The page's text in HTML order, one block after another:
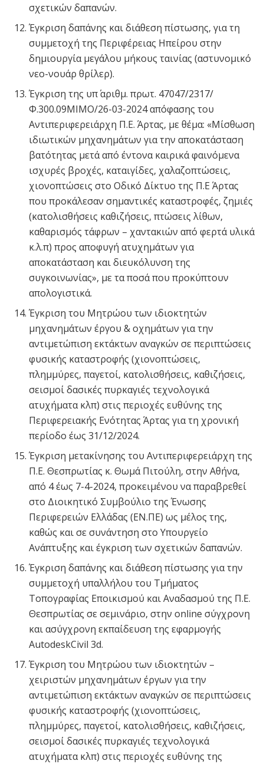
σχετικών δαπανών.
Έγκριση δαπάνης και διάθεση πίστωσης, για τη
συμμετοχή της Περιφέρειας Ηπείρου στην
δημιουργία μεγάλου μήκους ταινίας (αστυνομικό
νεο-νουάρ θρίλερ).
Έγκριση της υπ΄ αριθμ. πρωτ. 47047/2317/
Φ.300.09ΜΙΜΟ/26-03-2024 απόφασης του
Αντιπεριφερειάρχη Π.Ε. Άρτας, με θέμα: «Μίσθωση
ιδιωτικών μηχανημάτων για την αποκατάσταση
βατότητας μετά από έντονα καιρικά φαινόμενα
ισχυρές βροχές, καταιγίδες, χαλαζοπτώσεις,
χιονοπτώσεις στο Οδικό Δίκτυο της Π.Ε Άρτας
που προκάλεσαν σημαντικές καταστροφές, ζημιές
(κατολισθήσεις καθιζήσεις, πτώσεις λίθων,
καθαρισμός τάφρων – χαντακιών από φερτά υλικά
κ.λ.π) προς αποφυγή ατυχημάτων για
αποκατάσταση και διευκόλυνση της
συγκοινωνίας», με τα ποσά που προκύπτουν
απολογιστικά.
Έγκριση του Μητρώου των ιδιοκτητών
μηχανημάτων έργου & οχημάτων για την
αντιμετώπιση εκτάκτων αναγκών σε περιπτώσεις
φυσικής καταστροφής (χιονοπτώσεις,
πλημμύρες, παγετοί, κατολισθήσεις, καθιζήσεις,
σεισμοί δασικές πυρκαγιές τεχνολογικά
ατυχήματα κλπ) στις περιοχές ευθύνης της
Περιφερειακής Ενότητας Άρτας για τη χρονική
περίοδο έως 31/12/2024.
Έγκριση μετακίνησης του Αντιπεριφερειάρχη της
Π.Ε. Θεσπρωτίας κ. Θωμά Πιτούλη, στην Αθήνα,
από 4 έως 7-4-2024, προκειμένου να παραβρεθεί
στο Διοικητικό Συμβούλιο της Ένωσης
Περιφερειών Ελλάδας (ΕΝ.ΠΕ) ως μέλος της,
καθώς και σε συνάντηση στο Υπουργείο
Ανάπτυξης και έγκριση των σχετικών δαπανών.
Έγκριση δαπάνης και διάθεση πίστωσης για την
συμμετοχή υπαλλήλου του Τμήματος
Τοπογραφίας Εποικισμού και Αναδασμού της Π.Ε.
Θεσπρωτίας σε σεμινάριο, στην online σύγχρονη
και ασύγχρονη εκπαίδευση της εφαρμογής
AutodeskCivil 3d.
Έγκριση του Μητρώου των ιδιοκτητών –
χειριστών μηχανημάτων έργων για την
αντιμετώπιση εκτάκτων αναγκών σε περιπτώσεις
φυσικής καταστροφής (χιονοπτώσεις,
πλημμύρες, παγετοί, κατολισθήσεις, καθιζήσεις,
σεισμοί δασικές πυρκαγιές τεχνολογικά
ατυχήματα κλπ) στις περιοχές ευθύνης της